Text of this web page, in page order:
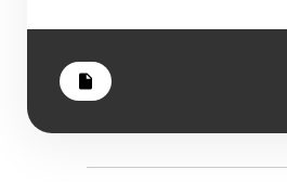
insert_drive_file